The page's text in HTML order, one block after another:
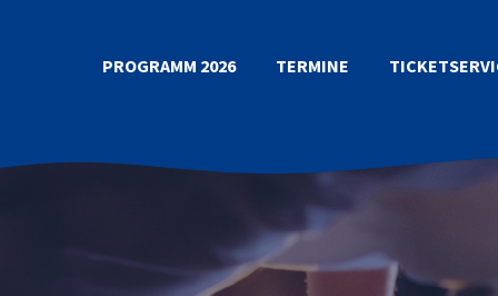
PROGRAMM 2026 TERMINE